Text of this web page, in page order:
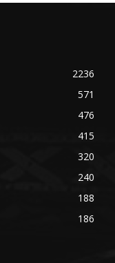
2236
571
476
415
320
240
188
186